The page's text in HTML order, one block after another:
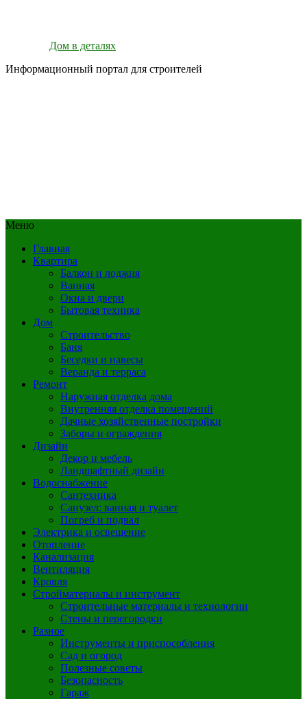
Дом в деталях
Информационный портал для строителей
Меню
Главная
Квартира
Балкон и лоджия
Ванная
Окна и двери
Бытовая техника
Дом
Строительство
Баня
Беседки и навесы
Веранда и терраса
Ремонт
Наружная отделка дома
Внутренняя отделка помещений
Дачные хозяйственные постройки
Заборы и ограждения
Дизайн
Декор и мебель
Ландшафтный дизайн
Водоснабжение
Сантехника
Санузел: ванная и туалет
Погреб и подвал
Электрика и освещение
Отопление
Канализация
Вентиляция
Кровля
Стройматериалы и инструмент
Строительные материалы и технологии
Стены и перегородки
Разное
Инструменты и приспособления
Сад и огород
Полезные советы
Безопасность
Гараж